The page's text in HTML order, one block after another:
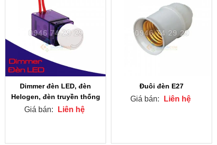
Dimmer đèn LED, đèn
Helogen, đèn truyền thống
Giá bán: Liên hệ
Đuôi đèn E27
Giá bán: Liên hệ